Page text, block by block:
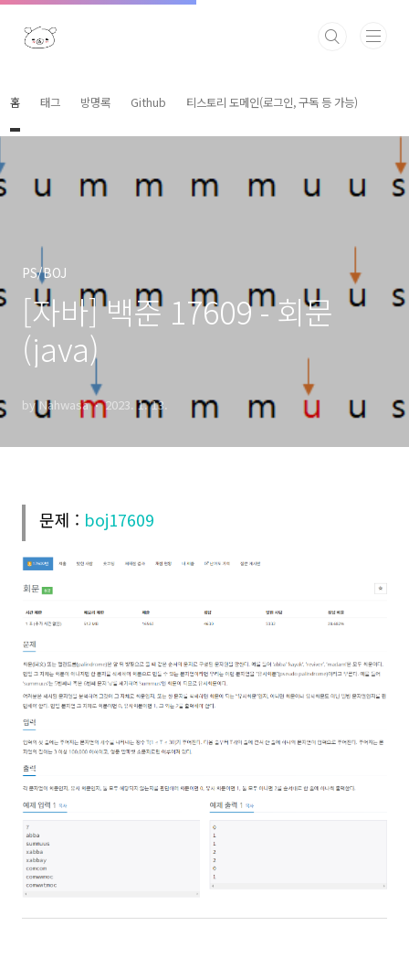
본문 바로가기
홈 태그 방명록 Github 티스토리 도메인(로그인, 구독 등 가능)
PS/BOJ
[자바] 백준 17609 - 회문
(java)
by Nahwasa 2023. 1. 13.
문제 : boj17609